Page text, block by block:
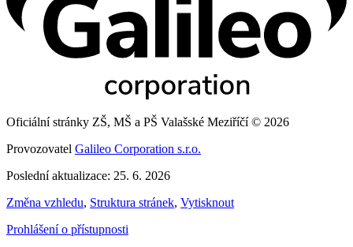
Oficiální stránky ZŠ, MŠ a PŠ Valašské Meziříčí © 2026
Provozovatel Galileo Corporation s.r.o.
Poslední aktualizace: 25. 6. 2026
Změna vzhledu, Struktura stránek, Vytisknout
Prohlášení o přístupnosti